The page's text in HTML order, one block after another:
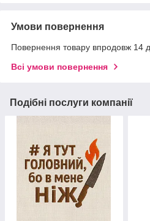
Умови повернення
Повернення товару впродовж 14
Всі умови повернення
Подібні послуги компанії